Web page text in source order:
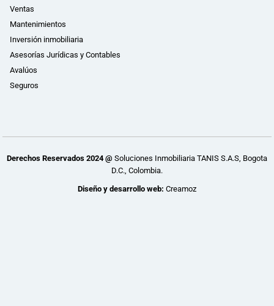
Ventas
Mantenimientos
Inversión inmobiliaria
Asesorías Jurídicas y Contables
Avalúos
Seguros
Derechos Reservados 2024 @ Soluciones Inmobiliaria TANIS S.A.S, Bogota
D.C., Colombia.
Diseño y desarrollo web: Creamoz